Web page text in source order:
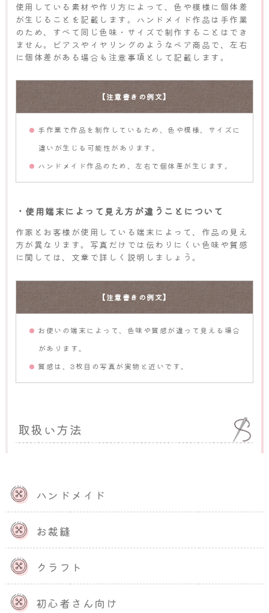
ハンドメイド
お裁縫
クラフト
初心者さん向け
使用している素材や作り方によって、色や模様に個体差
が生じることを記載します。ハンドメイド作品は手作業
のため、すべて同じ色味・サイズで制作することはでき
ません。ピアスやイヤリングのようなペア商品で、左右
に個体差がある場合も注意事項として記載します。
【注意書きの例文】
手作業で作品を制作しているため、色や模様、サイズに
違いが生じる可能性があります。
ハンドメイド作品のため、左右で個体差が生じます。
・使用端末によって見え方が違うことについて
作家とお客様が使用している端末によって、作品の見え
方が異なります。写真だけでは伝わりにくい色味や質感
に関しては、文章で詳しく説明しましょう。
【注意書きの例文】
お使いの端末によって、色味や質感が違って見える場合
があります。
質感は、3枚目の写真が実物と近いです。
取扱い方法
れるトラブルについて記載します。
ることで、未然にトラブルの発生を防ぐことが可能で
す。
・子どもやペットの誤飲について
アクセサリーなどの小さいものは、子どもやペットが誤
飲してしまう可能性があります。あらかじめ保管方法を
記載しておくことで、トラブルを回避することができま
す。誤飲に関してはお客様の責任になるため、責任の有